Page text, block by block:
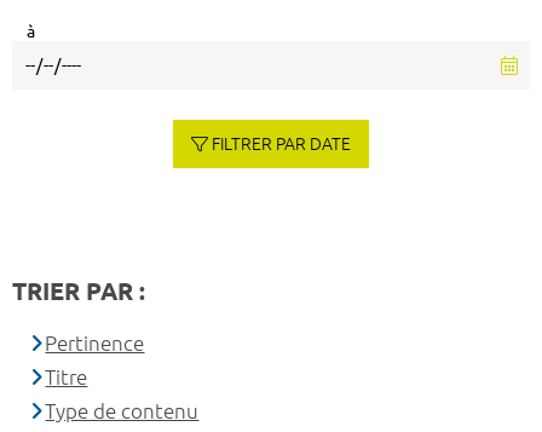
à
FILTRER PAR DATE
TRIER PAR :
Pertinence
Titre
Type de contenu